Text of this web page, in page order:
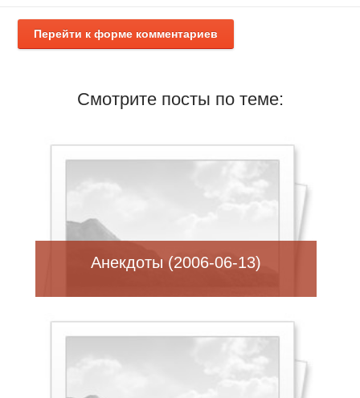
Перейти к форме комментариев
Смотрите посты по теме:
Анекдоты (2006-06-13)